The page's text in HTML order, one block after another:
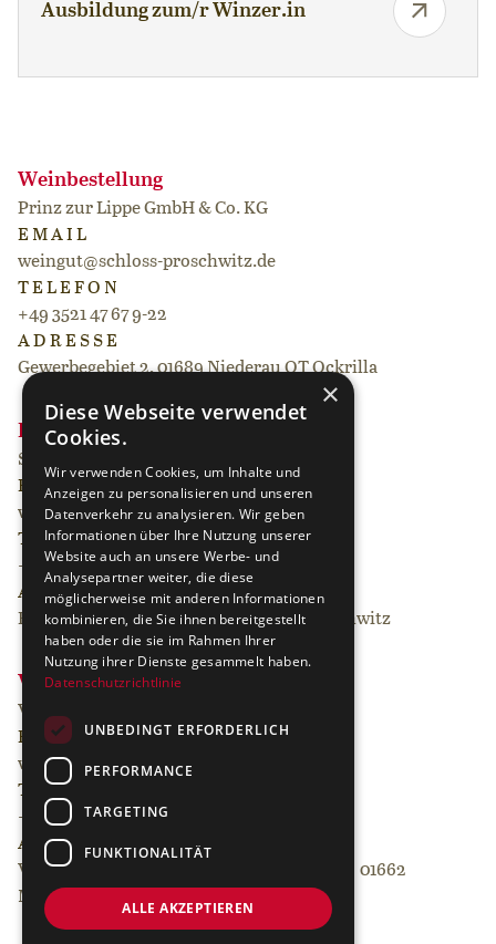
Ausbildung zum/r Winzer.in
Weinbestellung
Prinz zur Lippe GmbH & Co. KG
EMAIL
weingut@schloss-proschwitz.de
TELEFON
+49 3521 47 67 9-22
ADRESSE
Gewerbegebiet 2, 01689 Niederau OT Ockrilla
Event buchen
Schloss Proschwitz Prinz zur Lippe
EMAIL
willkommen@schloss-proschwitz.de
TELEFON
+49 3521 40600
ADRESSE
Heiliger Grund 2, 01662 Meißen OT Proschwitz
Vinothek
Verkosten Sie unsere Kollektionen
EMAIL
vinothek@schloss-proschwitz.de
TELEFON
+49 3521 4060 49
ADRESSE
Vinothek im Schlosshof Heiliger Grund 2, 01662
Meissen
×
Diese Webseite verwendet
Cookies.
Wir verwenden Cookies, um Inhalte und
Anzeigen zu personalisieren und unseren
Datenverkehr zu analysieren. Wir geben
Informationen über Ihre Nutzung unserer
Website auch an unsere Werbe- und
Analysepartner weiter, die diese
möglicherweise mit anderen Informationen
kombinieren, die Sie ihnen bereitgestellt
haben oder die sie im Rahmen Ihrer
Nutzung ihrer Dienste gesammelt haben.
Datenschutzrichtlinie
UNBEDINGT ERFORDERLICH
PERFORMANCE
TARGETING
FUNKTIONALITÄT
ALLE AKZEPTIEREN